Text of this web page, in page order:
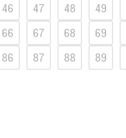
46
47 48 49
66
67 68 69
86
87 88 89